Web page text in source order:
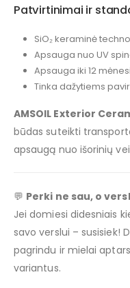
Patvirtinimai ir
SiO₂ keraminė
Apsauga nuo UV
Apsauga iki 12
Tinka dažytiems
AMSOIL Exterior
būdas suteikti
apsaugą nuo išorinių
💬 Perki ne sau, o
Jei domiesi didesniais
savo verslui – susisiek!
pagrindu ir mielai
variantus.